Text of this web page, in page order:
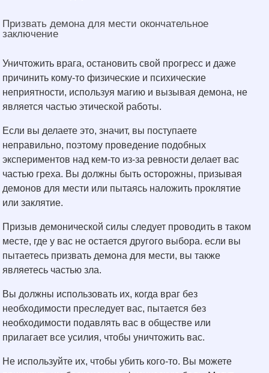
Призвать демона для мести окончательное
заключение
Уничтожить врага, остановить свой прогресс и даже
причинить кому-то физические и психические
неприятности, используя магию и вызывая демона, не
является частью этической работы.
Если вы делаете это, значит, вы поступаете
неправильно, поэтому проведение подобных
экспериментов над кем-то из-за ревности делает вас
частью греха. Вы должны быть осторожны, призывая
демонов для мести или пытаясь наложить проклятие
или заклятие.
Призыв демонической силы следует проводить в таком
месте, где у вас не остается другого выбора. если вы
пытаетесь призвать демона для мести, вы также
являетесь частью зла.
Вы должны использовать их, когда враг без
необходимости преследует вас, пытается без
необходимости подавлять вас в обществе или
прилагает все усилия, чтобы уничтожить вас.
Не используйте их, чтобы убить кого-то. Вы можете